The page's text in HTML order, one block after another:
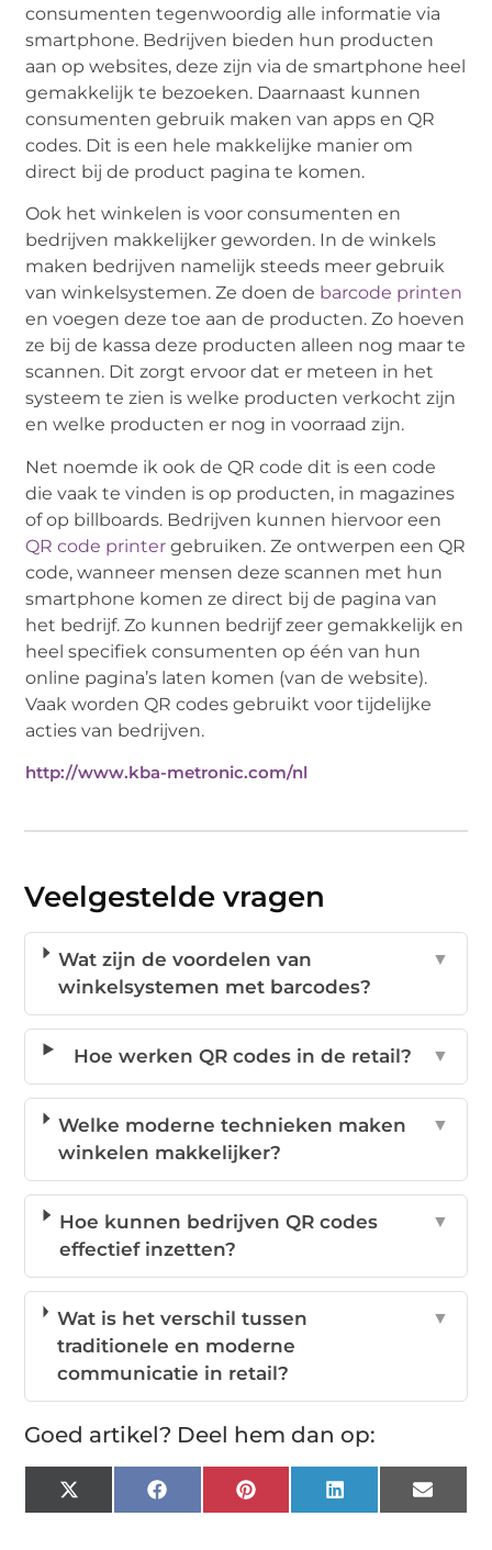
consumenten tegenwoordig alle informatie via
smartphone. Bedrijven bieden hun producten
aan op websites, deze zijn via de smartphone heel
gemakkelijk te bezoeken. Daarnaast kunnen
consumenten gebruik maken van apps en QR
codes. Dit is een hele makkelijke manier om
direct bij de product pagina te komen.
Ook het winkelen is voor consumenten en
bedrijven makkelijker geworden. In de winkels
maken bedrijven namelijk steeds meer gebruik
van winkelsystemen. Ze doen de barcode printen
en voegen deze toe aan de producten. Zo hoeven
ze bij de kassa deze producten alleen nog maar te
scannen. Dit zorgt ervoor dat er meteen in het
systeem te zien is welke producten verkocht zijn
en welke producten er nog in voorraad zijn.
Net noemde ik ook de QR code dit is een code
die vaak te vinden is op producten, in magazines
of op billboards. Bedrijven kunnen hiervoor een
QR code printer gebruiken. Ze ontwerpen een QR
code, wanneer mensen deze scannen met hun
smartphone komen ze direct bij de pagina van
het bedrijf. Zo kunnen bedrijf zeer gemakkelijk en
heel specifiek consumenten op één van hun
online pagina’s laten komen (van de website).
Vaak worden QR codes gebruikt voor tijdelijke
acties van bedrijven.
http://www.kba-metronic.com/nl
Veelgestelde vragen
Wat zijn de voordelen van
winkelsystemen met barcodes?
▼
Hoe werken QR codes in de retail? ▼
Welke moderne technieken maken
winkelen makkelijker?
▼
Hoe kunnen bedrijven QR codes
effectief inzetten?
▼
Wat is het verschil tussen
traditionele en moderne
communicatie in retail?
▼
Goed artikel? Deel hem dan op:
X
(Twitter)
FacebookPinterest LinkedIn Email